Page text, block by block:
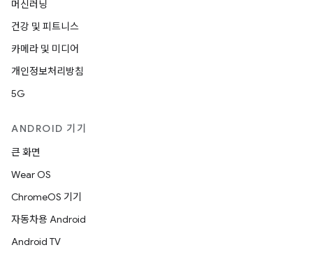
머신러닝
건강 및 피트니스
카메라 및 미디어
개인정보처리방침
5G
ANDROID 기기
큰 화면
Wear OS
ChromeOS 기기
자동차용 Android
Android TV